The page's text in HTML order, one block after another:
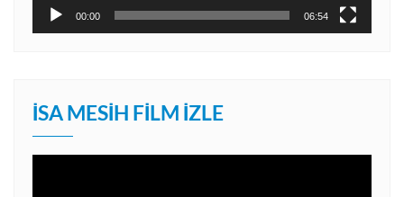
00:00 06:54
İSA MESIH FILM İZLE